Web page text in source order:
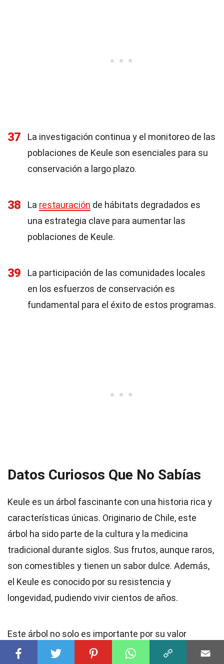
37
La investigación continua y el monitoreo de las
poblaciones de Keule son esenciales para su
conservación a largo plazo.
38 La restauración de hábitats degradados es
una estrategia clave para aumentar las
poblaciones de Keule.
39
La participación de las comunidades locales
en los esfuerzos de conservación es
fundamental para el éxito de estos programas.
Datos Curiosos Que No Sabías
Keule es un árbol fascinante con una historia rica y
características únicas. Originario de Chile, este
árbol ha sido parte de la cultura y la medicina
tradicional durante siglos. Sus frutos, aunque raros,
son comestibles y tienen un sabor dulce. Además,
el Keule es conocido por su resistencia y
longevidad, pudiendo vivir cientos de años.
Este árbol no solo es importante por su valor
cultural y medicinal, sino también por su papel en el